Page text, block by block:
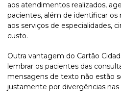
aos atendimentos realizados,
pacientes, além de identificar os
aos serviços de especialidades,
custo.
Outra vantagem do Cartão
lembrar os pacientes das
mensagens de texto não estão
justamente por divergências nas